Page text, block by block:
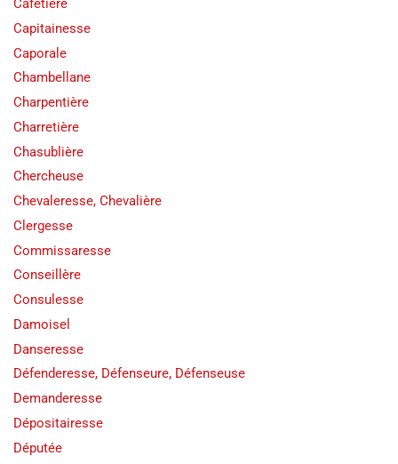
Cafetière
Capitainesse
Caporale
Chambellane
Charpentière
Charretière
Chasublière
Chercheuse
Chevaleresse, Chevalière
Clergesse
Commissaresse
Conseillère
Consulesse
Damoisel
Danseresse
Défenderesse, Défenseure, Défenseuse
Demanderesse
Dépositairesse
Députée